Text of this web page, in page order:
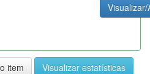
Visualizar/
item Visualizar estatísticas